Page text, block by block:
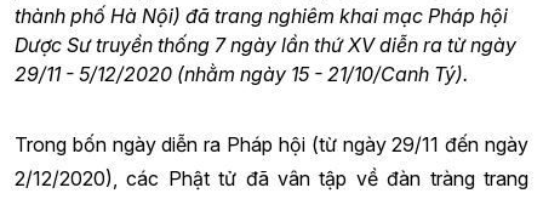
thành phố Hà Nội) đã trang nghiêm khai mạc Pháp hội
Dược Sư truyền thống 7 ngày lần thứ XV diễn ra từ ngày
29/11 - 5/12/2020 (nhằm ngày 15 - 21/10/Canh Tý).
Trong bốn ngày diễn ra Pháp hội (từ ngày 29/11 đến ngày
2/12/2020), các Phật tử đã vân tập về đàn tràng trang